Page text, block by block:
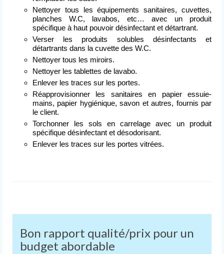
Nettoyer tous les équipements sanitaires, cuvettes,
planches W.C, lavabos, etc… avec un produit
spécifique à haut pouvoir désinfectant et détartrant.
Verser les produits solubles désinfectants et
détartrants dans la cuvette des W.C.
Nettoyer tous les miroirs.
Nettoyer les tablettes de lavabo.
Enlever les traces sur les portes.
Réapprovisionner les sanitaires en papier essuie-
mains, papier hygiénique, savon et autres, fournis par
le client.
Torchonner les sols en carrelage avec un produit
spécifique désinfectant et désodorisant.
Enlever les traces sur les portes vitrées.
Bon rapport qualité/prix pour un
budget abordable